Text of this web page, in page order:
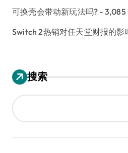
可换壳会带动新玩法吗? - 3,085
Switch 2热销对任天堂财报的影
搜索